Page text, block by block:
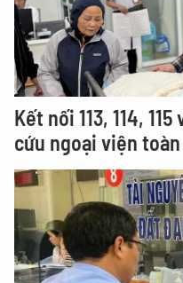
Kết nối 113, 114,
cứu ngoại viện